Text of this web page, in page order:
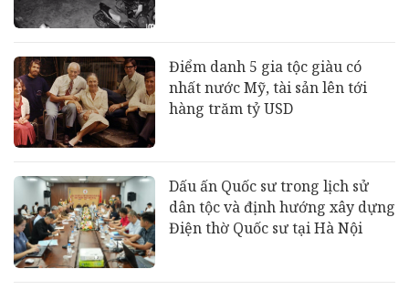
Điểm danh 5 gia tộc giàu có
nhất nước Mỹ, tài sản lên tới
hàng trăm tỷ USD
Dấu ấn Quốc sư trong lịch sử
dân tộc và định hướng xây dựng
Điện thờ Quốc sư tại Hà Nội